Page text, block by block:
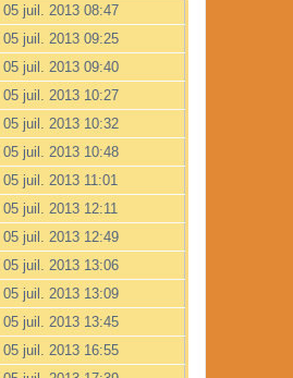
05 juil. 2013 08:47
05 juil. 2013 09:25
05 juil. 2013 09:40
05 juil. 2013 10:27
05 juil. 2013 10:32
05 juil. 2013 10:48
05 juil. 2013 11:01
05 juil. 2013 12:11
05 juil. 2013 12:49
05 juil. 2013 13:06
05 juil. 2013 13:09
05 juil. 2013 13:45
05 juil. 2013 16:55